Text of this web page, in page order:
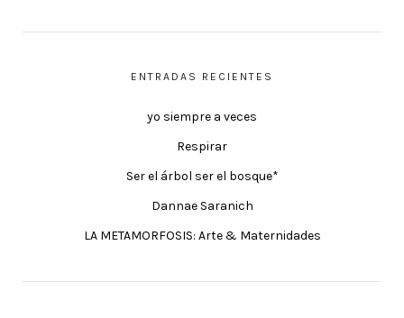
ENTRADAS RECIENTES
yo siempre a veces
Respirar
Ser el árbol ser el bosque*
Dannae Saranich
LA METAMORFOSIS: Arte & Maternidades